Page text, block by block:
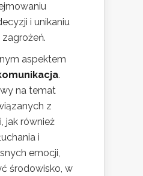
i unikaniu
aspektem
.
na temat
z
jak również
i
emocji,
środowisko, w